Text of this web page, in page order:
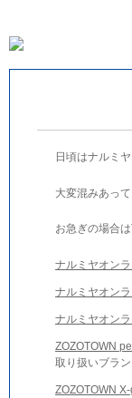
日頃はナルミ
大変混みあっ
お急ぎの場合
ナルミヤオン
ナルミヤオン
ナルミヤオン
ZOZOTOWN
取り扱いブラ
ZOZOTOWN